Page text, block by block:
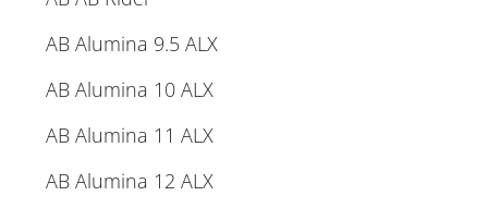
AB Alumina 9.5 ALX
AB Alumina 10 ALX
AB Alumina 11 ALX
AB Alumina 12 ALX